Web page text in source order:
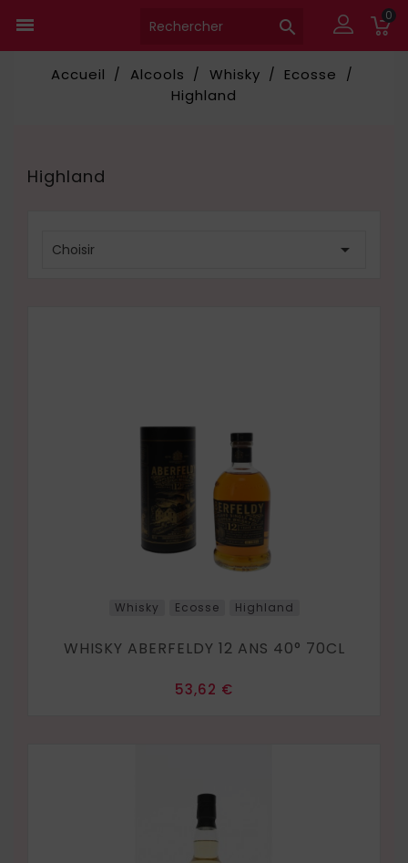
 
0
Accueil Alcools Whisky
Ecosse
Highland
Highland
Choisir 
Whisky Ecosse Highland
WHISKY ABERFELDY 12 ANS 40° 70CL
Prix
53,62 €